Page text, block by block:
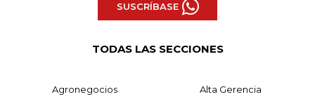
SUSCRÍBASE
TODAS LAS SECCIONES
Agronegocios Alta Gerencia